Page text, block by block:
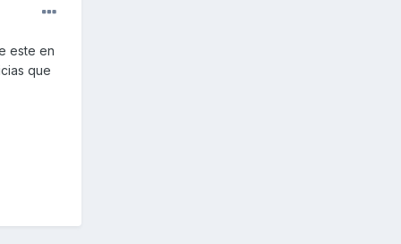
este en
que